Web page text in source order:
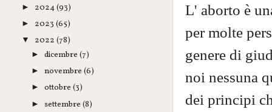
L' aborto è
per molte
genere di
noi nessuna
dei principi
► 2024(93)
► 2023 (65)
▼ 2022 (78)
►dicembre(7)
►novembre(6)
►ottobre(3)
► settembre(8)